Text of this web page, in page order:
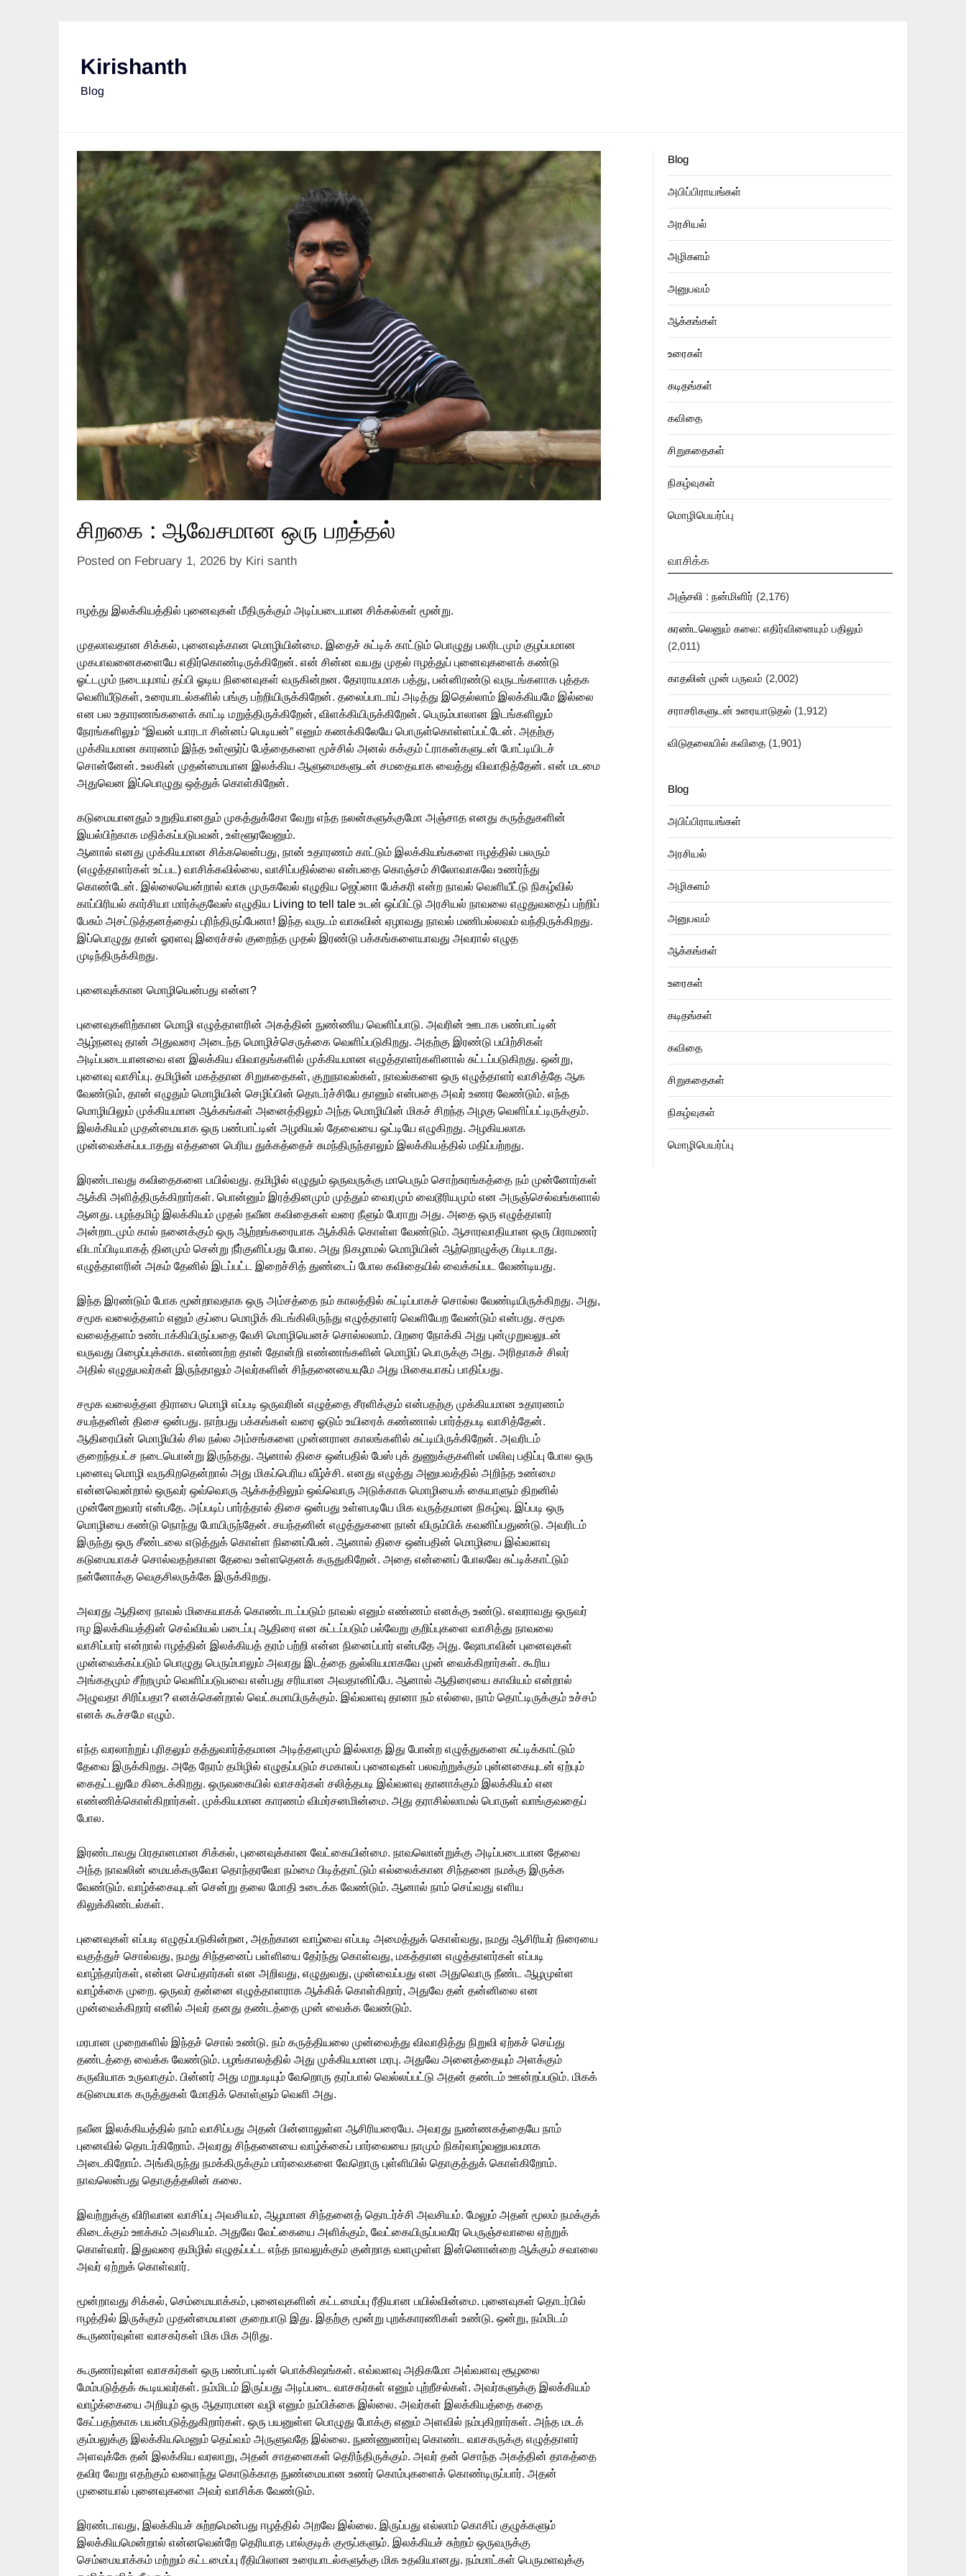
Kirishanth
Blog
சிறகை : ஆவேசமான ஒரு பறத்தல்
Posted on February 1, 2026 by Kiri santh
ஈழத்து இலக்கியத்தில் புனைவுகள் மீதிருக்கும் அடிப்படையான சிக்கல்கள் மூன்று.
முதலாவதான சிக்கல், புனைவுக்கான மொழியின்மை. இதைச் சுட்டிக் காட்டும் பொழுது பலரிடமும் குழப்பமான
முகபாவனைகளையே எதிர்கொண்டிருக்கிறேன். என் சின்ன வயது முதல் ஈழத்துப் புனைவுகளைக் கண்டு
ஓட்டமும் நடையுமாய் தப்பி ஓடிய நினைவுகள் வருகின்றன. தோராயமாக பத்து, பன்னிரண்டு வருடங்களாக புத்தக
வெளியீடுகள், உரையாடல்களில் பங்கு பற்றியிருக்கிறேன். தலைப்பாடாய் அடித்து இதெல்லாம் இலக்கியமே இல்லை
என பல உதாரணங்களைக் காட்டி மறுத்திருக்கிறேன், விளக்கியிருக்கிறேன். பெரும்பாலான இடங்களிலும்
நேரங்களிலும் “இவன் யாரடா சின்னப் பெடியன்” எனும் கணக்கிலேயே பொருள்கொள்ளப்பட்டேன். அதற்கு
முக்கியமான காரணம் இந்த உள்ளூர்ப் பேத்தைகளை மூச்சில் அனல் கக்கும் ட்ராகன்களுடன் போட்டியிடச்
சொன்னேன். உலகின் முதன்மையான இலக்கிய ஆளுமைகளுடன் சமதையாக வைத்து விவாதித்தேன். என் மடமை
அதுவென இப்பொழுது ஒத்துக் கொள்கிறேன்.
கடுமையானதும் உறுதியானதும் முகத்துக்கோ வேறு எந்த நலன்களுக்குமோ அஞ்சாத எனது கருத்துகளின்
இயல்பிற்காக மதிக்கப்படுபவன், உள்ளூரவேனும்.
ஆனால் எனது முக்கியமான சிக்கலென்பது, நான் உதாரணம் காட்டும் இலக்கியங்களை ஈழத்தில் பலரும்
(எழுத்தாளர்கள் உட்பட) வாசிக்கவில்லை, வாசிப்பதில்லை என்பதை கொஞ்சம் சிலோவாகவே உணர்ந்து
கொண்டேன். இல்லையென்றால் வாசு முருகவேல் எழுதிய ஜெப்னா பேக்கரி என்ற நாவல் வெளியீட்டு நிகழ்வில்
காப்பிரியல் கார்சியா மார்க்குவேஸ் எழுதிய Living to tell tale உடன் ஒப்பிட்டு அரசியல் நாவலை எழுதுவதைப் பற்றிப்
பேசும் அசட்டுத்தனத்தைப் புரிந்திருப்பேனா! இந்த வருடம் வாசுவின் ஏழாவது நாவல் மணிபல்லவம் வந்திருக்கிறது.
இப்பொழுது தான் ஓரளவு இரைச்சல் குறைந்த முதல் இரண்டு பக்கங்களையாவது அவரால் எழுத
முடிந்திருக்கிறது.
புனைவுக்கான மொழியென்பது என்ன?
புனைவுகளிற்கான மொழி எழுத்தாளரின் அகத்தின் நுண்ணிய வெளிப்பாடு. அவரின் ஊடாக பண்பாட்டின்
ஆழ்நனவு தான் அதுவரை அடைந்த மொழிச்செருக்கை வெளிப்படுகிறது. அதற்கு இரண்டு பயிற்சிகள்
அடிப்படையானவை என இலக்கிய விவாதங்களில் முக்கியமான எழுத்தாளர்களினால் சுட்டப்படுகிறது. ஒன்று,
புனைவு வாசிப்பு. தமிழின் மகத்தான சிறுகதைகள், குறுநாவல்கள், நாவல்களை ஒரு எழுத்தாளர் வாசித்தே ஆக
வேண்டும், தான் எழுதும் மொழியின் செழிப்பின் தொடர்ச்சியே தானும் என்பதை அவர் உணர வேண்டும். எந்த
மொழியிலும் முக்கியமான ஆக்கங்கள் அனைத்திலும் அந்த மொழியின் மிகச் சிறந்த அழகு வெளிப்பட்டிருக்கும்.
இலக்கியம் முதன்மையாக ஒரு பண்பாட்டின் அழகியல் தேவையை ஒட்டியே எழுகிறது. அழகியலாக
முன்வைக்கப்படாதது எத்தனை பெரிய துக்கத்தைச் சுமந்திருந்தாலும் இலக்கியத்தில் மதிப்பற்றது.
இரண்டாவது கவிதைகளை பயில்வது. தமிழில் எழுதும் ஒருவருக்கு மாபெரும் சொற்சுரங்கத்தை நம் முன்னோர்கள்
ஆக்கி அளித்திருக்கிறார்கள். பொன்னும் இரத்தினமும் முத்தும் வைரமும் வைடூரியமும் என அருஞ்செல்வங்களால்
ஆனது. பழந்தமிழ் இலக்கியம் முதல் நவீன கவிதைகள் வரை நீளும் பேராறு அது. அதை ஒரு எழுத்தாளர்
அன்றாடமும் கால் நனைக்கும் ஒரு ஆற்றங்கரையாக ஆக்கிக் கொள்ள வேண்டும். ஆசாரவாதியான ஒரு பிராமணர்
விடாப்பிடியாகத் தினமும் சென்று நீர்குளிப்பது போல. அது நிகழாமல் மொழியின் ஆற்றொழுக்கு பிடிபடாது.
எழுத்தாளரின் அகம் தேனில் இடப்பட்ட இறைச்சித் துண்டைப் போல கவிதையில் வைக்கப்பட வேண்டியது.
இந்த இரண்டும் போக மூன்றாவதாக ஒரு அம்சத்தை நம் காலத்தில் சுட்டிப்பாகச் சொல்ல வேண்டியிருக்கிறது. அது,
சமூக வலைத்தளம் எனும் குப்பை மொழிக் கிடங்கிலிருந்து எழுத்தாளர் வெளியேற வேண்டும் என்பது. சமூக
வலைத்தளம் உண்டாக்கியிருப்பதை வேசி மொழியெனச் சொல்லலாம். பிறரை நோக்கி அது புன்முறுவலுடன்
வருவது பிழைப்புக்காக. எண்ணற்ற தான் தோன்றி எண்ணங்களின் மொழிப் பொருக்கு அது. அரிதாகச் சிலர்
அதில் எழுதுபவர்கள் இருந்தாலும் அவர்களின் சிந்தனையையுமே அது மிகையாகப் பாதிப்பது.
சமூக வலைத்தள திராபை மொழி எப்படி ஒருவரின் எழுத்தை சீரளிக்கும் என்பதற்கு முக்கியமான உதாரணம்
சயந்தனின் திசை ஒன்பது. நாற்பது பக்கங்கள் வரை ஓடும் உயிரைக் கண்ணால் பார்த்தபடி வாசித்தேன்.
ஆதிரையின் மொழியில் சில நல்ல அம்சங்களை முன்னரான காலங்களில் சுட்டியிருக்கிறேன். அவரிடம்
குறைந்தபட்ச நடையொன்று இருந்தது. ஆனால் திசை ஒன்பதில் பேஸ் புக் துணுக்குகளின் மலிவு பதிப்பு போல ஒரு
புனைவு மொழி வருகிறதென்றால் அது மிகப்பெரிய வீழ்ச்சி. எனது எழுத்து அனுபவத்தில் அறிந்த உண்மை
என்னவென்றால் ஒருவர் ஒவ்வொரு ஆக்கத்திலும் ஒவ்வொரு அடுக்காக மொழியைக் கையாளும் திறனில்
முன்னேறுவார் என்பதே. அப்படிப் பார்த்தால் திசை ஒன்பது உள்ளபடியே மிக வருத்தமான நிகழ்வு. இப்படி ஒரு
மொழியை கண்டு நொந்து போயிருந்தேன். சயந்தனின் எழுத்துகளை நான் விரும்பிக் கவனிப்பதுண்டு. அவரிடம்
இருந்து ஒரு சீண்டலை எடுத்துக் கொள்ள நினைப்பேன். ஆனால் திசை ஒன்பதின் மொழியை இவ்வளவு
கடுமையாகச் சொல்வதற்கான தேவை உள்ளதெனக் கருதுகிறேன். அதை என்னைப் போலவே சுட்டிக்காட்டும்
நன்னோக்கு வெகுசிலருக்கே இருக்கிறது.
அவரது ஆதிரை நாவல் மிகையாகக் கொண்டாடப்படும் நாவல் எனும் எண்ணம் எனக்கு உண்டு. எவராவது ஒருவர்
ஈழ இலக்கியத்தின் செவ்வியல் படைப்பு ஆதிரை என சுட்டப்படும் பல்வேறு குறிப்புகளை வாசித்து நாவலை
வாசிப்பார் என்றால் ஈழத்தின் இலக்கியத் தரம் பற்றி என்ன நினைப்பார் என்பதே அது. ஷோபாவின் புனைவுகள்
முன்வைக்கப்படும் பொழுது பெரும்பாலும் அவரது இடத்தை துல்லியமாகவே முன் வைக்கிறார்கள். கூரிய
அங்கதமும் சீற்றமும் வெளிப்படுபவை என்பது சரியான அவதானிப்பே. ஆனால் ஆதிரையை காவியம் என்றால்
அழுவதா சிரிப்பதா? எனக்கென்றால் வெட்கமாயிருக்கும். இவ்வளவு தானா நம் எல்லை, நாம் தொட்டிருக்கும் உச்சம்
எனக் கூச்சமே எழும்.
எந்த வரலாற்றுப் புரிதலும் தத்துவார்த்தமான அடித்தளமும் இல்லாத இது போன்ற எழுத்துகளை சுட்டிக்காட்டும்
தேவை இருக்கிறது. அதே நேரம் தமிழில் எழுதப்படும் சமகாலப் புனைவுகள் பலவற்றுக்கும் புன்னகையுடன் ஏற்பும்
கைதட்டலுமே கிடைக்கிறது. ஒருவகையில் வாசகர்கள் சலித்தபடி இவ்வளவு தானாக்கும் இலக்கியம் என
எண்ணிக்கொள்கிறார்கள். முக்கியமான காரணம் விமர்சனமின்மை. அது தராசில்லாமல் பொருள் வாங்குவதைப்
போல.
இரண்டாவது பிரதானமான சிக்கல், புனைவுக்கான வேட்கையின்மை. நாவலொன்றுக்கு அடிப்படையான தேவை
அந்த நாவலின் மையக்கருவோ தொந்தரவோ நம்மை பிடித்தாட்டும் எல்லைக்கான சிந்தனை நமக்கு இருக்க
வேண்டும். வாழ்க்கையுடன் சென்று தலை மோதி உடைக்க வேண்டும். ஆனால் நாம் செய்வது எளிய
கிலுக்கிண்டல்கள்.
புனைவுகள் எப்படி எழுதப்படுகின்றன, அதற்கான வாழ்வை எப்படி அமைத்துக் கொள்வது, நமது ஆசிரியர் நிரையை
வகுத்துச் சொல்வது, நமது சிந்தனைப் பள்ளியை தேர்ந்து கொள்வது, மகத்தான எழுத்தாளர்கள் எப்படி
வாழ்ந்தார்கள், என்ன செய்தார்கள் என அறிவது, எழுதுவது, முன்வைப்பது என அதுவொரு நீண்ட ஆழமுள்ள
வாழ்க்கை முறை. ஒருவர் தன்னை எழுத்தாளராக ஆக்கிக் கொள்கிறார், அதுவே தன் தன்னிலை என
முன்வைக்கிறார் எனில் அவர் தனது தண்டத்தை முன் வைக்க வேண்டும்.
மரபான முறைகளில் இந்தச் சொல் உண்டு. நம் கருத்தியலை முன்வைத்து விவாதித்து நிறுவி ஏற்கச் செய்து
தண்டத்தை வைக்க வேண்டும். பழங்காலத்தில் அது முக்கியமான மரபு. அதுவே அனைத்தையும் அளக்கும்
கருவியாக உருவாகும். பின்னர் அது மறுபடியும் வேறொரு தரப்பால் வெல்லப்பட்டு அதன் தண்டம் ஊன்றப்படும். மிகக்
கடுமையாக கருத்துகள் மோதிக் கொள்ளும் வெளி அது.
நவீன இலக்கியத்தில் நாம் வாசிப்பது அதன் பின்னாலுள்ள ஆசிரியரையே. அவரது நுண்ணகத்தையே நாம்
புனைவில் தொடர்கிறோம். அவரது சிந்தனையை வாழ்க்கைப் பார்வையை நாமும் நிகர்வாழ்வனுபவமாக
அடைகிறோம். அங்கிருந்து நமக்கிருக்கும் பார்வைகளை வேறொரு புள்ளியில் தொகுத்துக் கொள்கிறோம்.
நாவலென்பது தொகுத்தலின் கலை.
இவற்றுக்கு விரிவான வாசிப்பு அவசியம், ஆழமான சிந்தனைத் தொடர்ச்சி அவசியம். மேலும் அதன் மூலம் நமக்குக்
கிடைக்கும் ஊக்கம் அவசியம். அதுவே வேட்கையை அளிக்கும், வேட்கையிருப்பவரே பெருஞ்சவாலை ஏற்றுக்
கொள்வார். இதுவரை தமிழில் எழுதப்பட்ட எந்த நாவலுக்கும் குன்றாத வளமுள்ள இன்னொன்றை ஆக்கும் சவாலை
அவர் ஏற்றுக் கொள்வார்.
மூன்றாவது சிக்கல், செம்மையாக்கம், புனைவுகளின் கட்டமைப்பு ரீதியான பயில்வின்மை. புனைவுகள் தொடர்பில்
ஈழத்தில் இருக்கும் முதன்மையான குறைபாடு இது. இதற்கு மூன்று புறக்காரணிகள் உண்டு. ஒன்று, நம்மிடம்
கூருணர்வுள்ள வாசகர்கள் மிக மிக அரிது.
கூருணர்வுள்ள வாசகர்கள் ஒரு பண்பாட்டின் பொக்கிஷங்கள். எவ்வளவு அதிகமோ அவ்வளவு சூழலை
மேம்படுத்தக் கூடியவர்கள். நம்மிடம் இருப்பது அடிப்படை வாசகர்கள் எனும் புற்றீசல்கள். அவர்களுக்கு இலக்கியம்
வாழ்க்கையை அறியும் ஒரு ஆதாரமான வழி எனும் நம்பிக்கை இல்லை. அவர்கள் இலக்கியத்தை கதை
கேட்பதற்காக பயன்படுத்துகிறார்கள். ஒரு பயனுள்ள பொழுது போக்கு எனும் அளவில் நம்புகிறார்கள். அந்த மடக்
கும்பலுக்கு இலக்கியமெனும் தெய்வம் அருளுவதே இல்லை. நுண்ணுணர்வு கொண்ட வாசகருக்கு எழுத்தாளர்
அளவுக்கே தன் இலக்கிய வரலாறு, அதன் சாதனைகள் தெரிந்திருக்கும். அவர் தன் சொந்த அகத்தின் தாகத்தை
தவிர வேறு எதற்கும் வளைந்து கொடுக்காத நுண்மையான உணர் கொம்புகளைக் கொண்டிருப்பார். அதன்
முனையால் புனைவுகளை அவர் வாசிக்க வேண்டும்.
இரண்டாவது, இலக்கியச் சுற்றமென்பது ஈழத்தில் அறவே இல்லை. இருப்பது எல்லாம் கொசிப் குழுக்களும்
இலக்கியமென்றால் என்னவென்றே தெரியாத பால்குடிக் குரூப்களும். இலக்கியச் சுற்றம் ஒருவருக்கு
செம்மையாக்கம் மற்றும் கட்டமைப்பு ரீதியிலான உரையாடல்களுக்கு மிக உதவியானது. நம்மாட்கள் பெருமளவுக்கு
Blog
அபிப்பிராயங்கள்
அரசியல்
அழிகளம்
அனுபவம்
ஆக்கங்கள்
உரைகள்
கடிதங்கள்
கவிதை
சிறுகதைகள்
நிகழ்வுகள்
மொழிபெயர்ப்பு
வாசிக்க
அஞ்சலி : நன்மிளிர் (2,176)
சுரண்டலெனும் கலை: எதிர்வினையும் பதிலும்
(2,011)
காதலின் முன் பருவம் (2,002)
சராசரிகளுடன் உரையாடுதல் (1,912)
விடுதலையில் கவிதை (1,901)
Blog
அபிப்பிராயங்கள்
அரசியல்
அழிகளம்
அனுபவம்
ஆக்கங்கள்
உரைகள்
கடிதங்கள்
கவிதை
சிறுகதைகள்
நிகழ்வுகள்
மொழிபெயர்ப்பு